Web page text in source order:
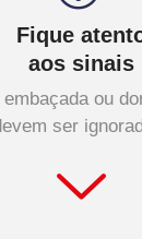
Fique
aos sinais
ou
ser